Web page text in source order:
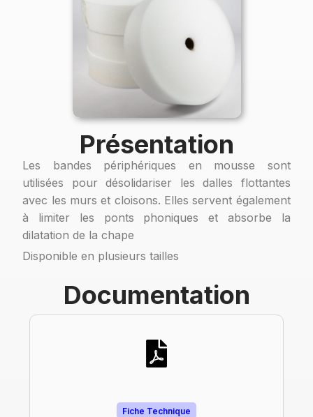
Présentation
Les bandes périphériques en mousse sont
utilisées pour désolidariser les dalles flottantes
avec les murs et cloisons. Elles servent également
à limiter les ponts phoniques et absorbe la
dilatation de la chape
Disponible en plusieurs tailles
Documentation
Fiche Technique